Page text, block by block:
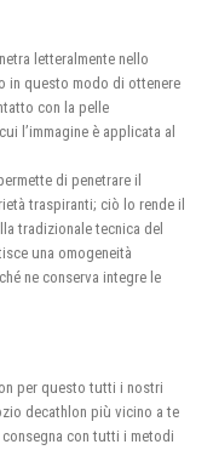
letteralmente nello
in questo modo di ottenere
con la pelle
l’immagine è applicata al
di penetrare il
traspiranti; ciò lo rende il
tradizionale tecnica del
una omogeneità
ne conserva integre le
per questo tutti i nostri
decathlon più vicino a te
con tutti i metodi